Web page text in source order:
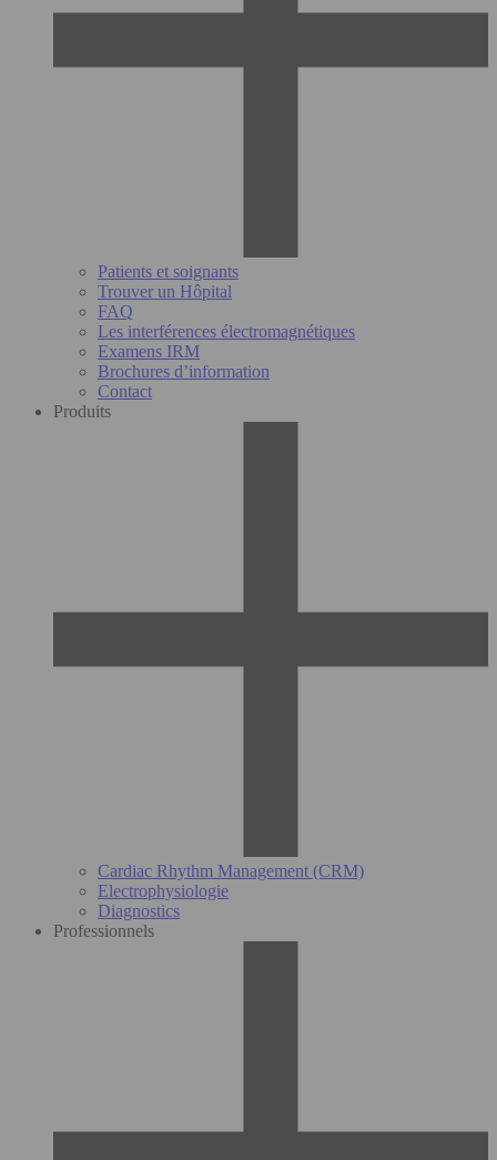
Patients et soignants
Trouver un Hôpital
FAQ
Les interférences électromagnétiques
Examens IRM
Brochures d’information
Contact
Produits
Cardiac Rhythm Management (CRM)
Electrophysiologie
Diagnostics
Professionnels